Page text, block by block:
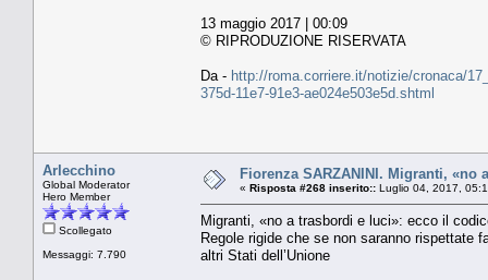
13 maggio 2017 | 00:09
© RIPRODUZIONE RISERVATA
Da - http://roma.corriere.it/notizie/cronaca/
375d-11e7-91e3-ae024e503e5d.shtml
Arlecchino
Global Moderator
Hero Member
Scollegato
Messaggi: 7.790
Fiorenza SARZANINI. Migranti,
« Risposta #268 inserito:: Luglio 04, 2017,
Migranti, «no a trasbordi e luci»: ecco il
Regole rigide che se non saranno rispettate
altri Stati dell’Unione